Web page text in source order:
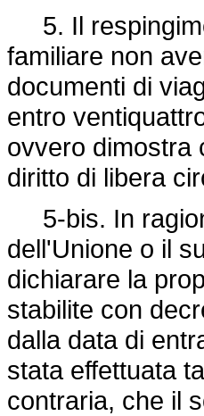
5. Il
familiare non
documenti di
entro
ovvero dimostra
diritto di libera
5-bis. In
dell'Unione o il
dichiarare la
stabilite con
dalla data di
stata effettuata
contraria, che il